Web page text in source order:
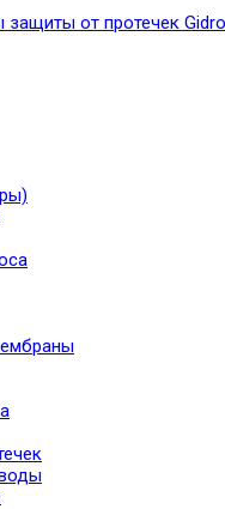
защиты от протечек